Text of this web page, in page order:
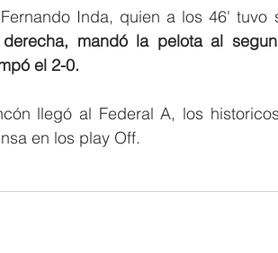
Inda, quien a los 46' tuvo
derecha, mandó la pelota al
el 2-0.
llegó al Federal A, los
en los play Off.